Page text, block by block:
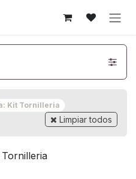
Kit Tornilleria
Limpiar todos
Tornilleria